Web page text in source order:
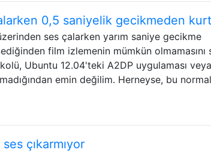
0,5 saniyelik gecikmeden
ses çalarken yarım saniye gecikme
film izlemenin mümkün olmamasını
Ubuntu 12.04'teki A2DP uygulaması veya
emin değilim. Herneyse, bu
çıkarmıyor